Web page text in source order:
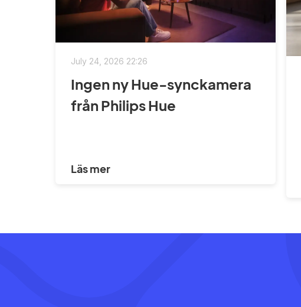
July 24, 2026 22:26
Ingen ny Hue-synckamera
från Philips Hue
Läs mer